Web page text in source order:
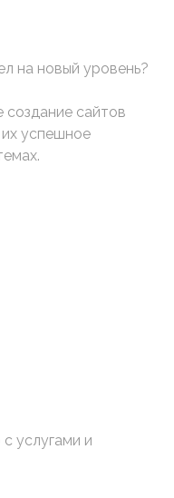
на новый уровень?
создание сайтов
успешное
услугами и